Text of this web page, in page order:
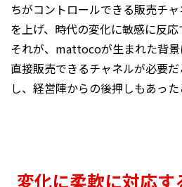
ちがコントロールできる販売チ
を上げ、時代の変化に敏感に反応
それが、mattocoが生まれた背景
直接販売できるチャネルが必要
し、経営陣からの後押しもあった
変化に柔軟に対応